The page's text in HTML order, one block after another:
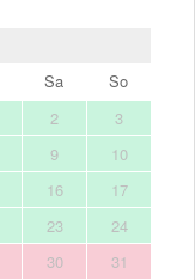
Sa
So
2
3
9
10
16
17
23
24
30 31